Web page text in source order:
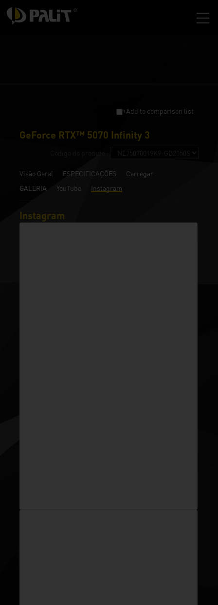
+Add to comparison list
GeForce RTX™ 5070 Infinity 3
Visão Geral ESPECIFICAÇÕES
Carregar
GALERIA
YouTube Instagram
Instagram